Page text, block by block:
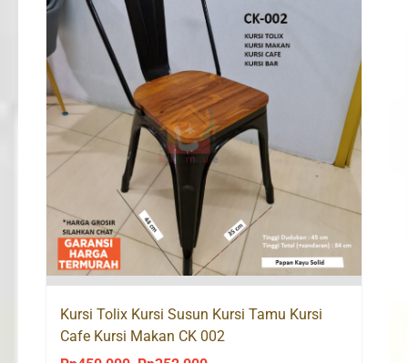
Kursi Tolix Kursi Susun Kursi Tamu Kursi
Cafe Kursi Makan CK 002